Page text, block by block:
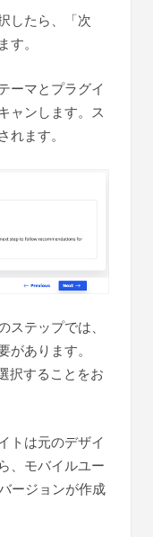
したら、「次
。
ーマとプラグイ
ャンします。ス
ます。
テップでは、
あります。
択することをお
トは元のデザイ
、モバイルユー
ージョンが作成